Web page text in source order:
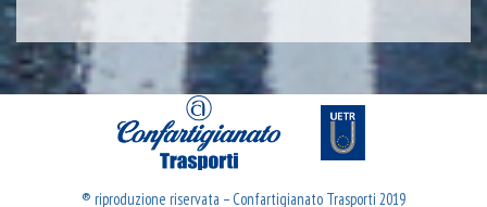
® riproduzione riservata – Confartigianato Trasporti 2019